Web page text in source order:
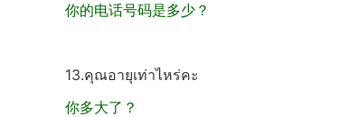
你的电话号码是多少？
13.คุณอายุเท่าไหร่คะ
你多大了？